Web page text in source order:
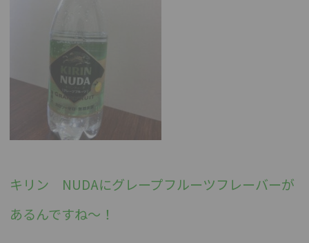
キリン NUDAにグレープフルーツフレーバーが
あるんですね～！